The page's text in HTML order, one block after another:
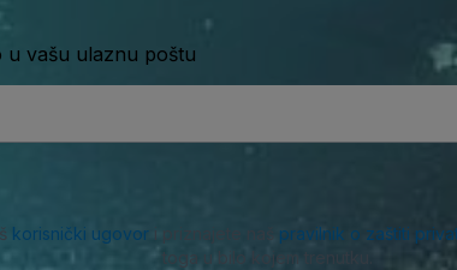
u vašu ulaznu poštu
korisnički ugovor pravilnik o zaštiti
toga u bilo kojem trenutku.